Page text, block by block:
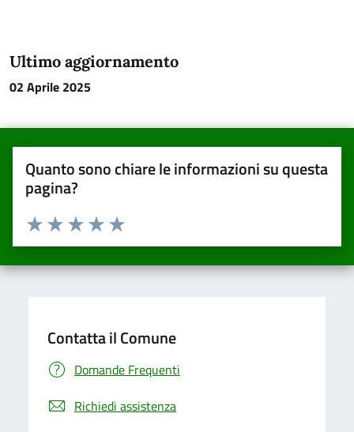
Ultimo aggiornamento
02 Aprile 2025
Quanto sono chiare le informazioni su questa
pagina?
Valuta da 1 a 5 stelle la pagina
Valuta 5 stelle su 5
Valuta 4 stelle su 5
Valuta 3 stelle su 5
Valuta 2 stelle su 5
Valuta una stella su 5
Contatta il Comune
Domande Frequenti
Richiedi assistenza